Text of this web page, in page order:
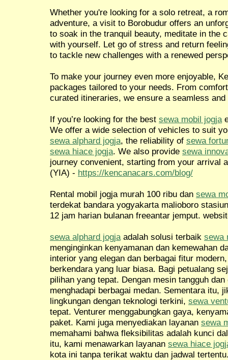
Whether you're looking for a solo retreat, a
adventure, a visit to Borobudur offers an
to soak in the tranquil beauty, meditate in the
with yourself. Let go of stress and return
to tackle new challenges with a renewed
To make your journey even more enjoyable,
packages tailored to your needs. From
curated itineraries, we ensure a seamless
If you’re looking for the best sewa mobil jogja
We offer a wide selection of vehicles to suit
sewa alphard jogja, the reliability of sewa
sewa hiace jogja. We also provide sewa
journey convenient, starting from your arrival
(YIA) - https://kencanacars.com/blog/
Rental mobil jogja murah 100 ribu dan sewa
terdekat bandara yogyakarta malioboro
12 jam harian bulanan freeantar jemput.
sewa alphard jogja adalah solusi terbaik sewa
menginginkan kenyamanan dan kemewahan
interior yang elegan dan berbagai fitur
berkendara yang luar biasa. Bagi petualang
pilihan yang tepat. Dengan mesin tangguh
menghadapi berbagai medan. Sementara itu,
lingkungan dengan teknologi terkini, sewa
tepat. Venturer menggabungkan gaya,
paket. Kami juga menyediakan layanan sewa
memahami bahwa fleksibilitas adalah kunci
itu, kami menawarkan layanan sewa hiace
kota ini tanpa terikat waktu dan jadwal